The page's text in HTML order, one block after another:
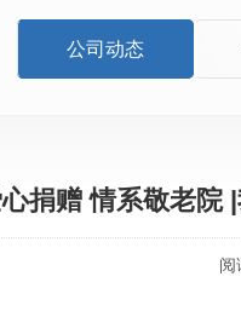
公司动态
捐赠 情系敬老院
阅